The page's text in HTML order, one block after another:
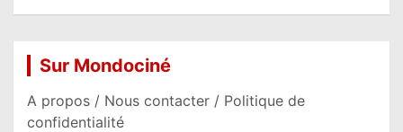
Sur Mondociné
A propos / Nous contacter / Politique de
confidentialité